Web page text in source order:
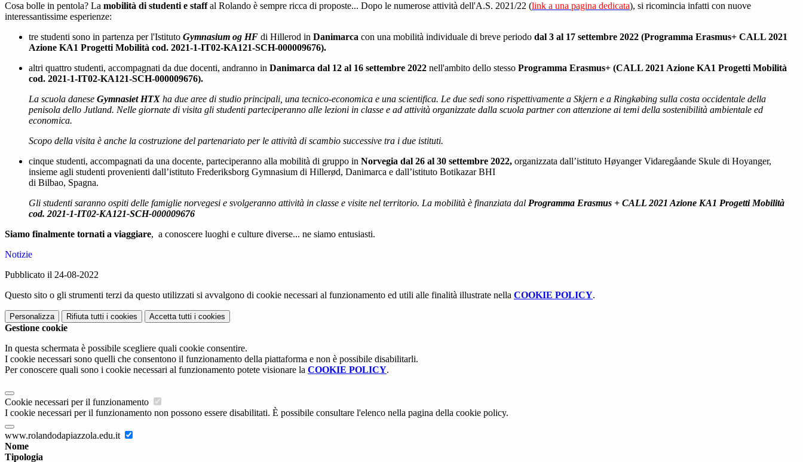
Cosa bolle in pentola? La mobilità di studenti e staffal Rolando è sempre ricca di proposte... Dopo le numerose attività dell'A.S. 2021/22 (link a una pagina dedicata), si ricomincia infatti con nuove
interessantissime esperienze:
tre studenti sono in partenza per l'Istituto Gymnasium og HF di Hillerod in Danimarca con una mobilità individuale di breve periodo dal 3 al 17 settembre 2022 (Programma Erasmus+ CALL 2021
Azione KA1 Progetti Mobilità cod. 2021-1-IT02-KA121-SCH-000009676).
altri quattro studenti, accompagnati da due docenti, andranno in Danimarca dal 12 al 16 settembre 2022 nell'ambito dello stesso Programma Erasmus+ (CALL 2021 Azione KA1 Progetti Mobilità
cod. 2021-1-IT02-KA121-SCH-000009676).
La scuola danese Gymnasiet HTX ha due aree di studio principali, una tecnico-economica e una scientifica. Le due sedi sono rispettivamente a Skjern e a Ringkøbing sulla costa occidentale della
penisola dello Jutland. Nelle giornate di visita gli studenti parteciperanno alle lezioni in classe e ad attività organizzate dalla scuola partner con attenzione ai temi della sostenibilità ambientale ed
economica.
Scopo della visita è anche la costruzione del partenariato per le attività di scambio successive tra i due istituti.
cinque studenti, accompagnati da una docente, parteciperanno alla mobilità di gruppo in Norvegia dal 26 al 30 settembre 2022, organizzata dall’istituto Høyanger Vidaregåande Skule di Hoyanger,
insieme agli studenti provenienti dall’istituto Frederiksborg Gymnasium di Hillerød, Danimarca e dall’istituto Botikazar BHI
di Bilbao, Spagna.
Gli studenti saranno ospiti delle famiglie norvegesi e svolgeranno attività in classe e visite nel territorio. La mobilità è finanziata dal Programma Erasmus + CALL 2021 Azione KA1 Progetti Mobilità
cod. 2021-1-IT02-KA121-SCH-000009676
Siamo finalmente tornati a viaggiare, a conoscere luoghi e culture diverse... ne siamo entusiasti.
Notizie
Pubblicato il 24-08-2022
Questo sito o gli strumenti terzi da questo utilizzati si avvalgono di cookie necessari al funzionamento ed utili alle finalità illustrate nella COOKIE POLICY.
Personalizza Rifiuta tutti i cookies Accetta tutti i cookies
Gestione cookie
In questa schermata è possibile scegliere quali cookie consentire.
I cookie necessari sono quelli che consentono il funzionamento della piattaforma e non è possibile disabilitarli.
Per conoscere quali sono i cookie necessari al funzionamento potete visionare la COOKIE POLICY.
Cookie necessari per il funzionamento
I cookie necessari per il funzionamento non possono essere disabilitati. È possibile consultare l'elenco nella pagina della cookie policy.
www.rolandodapiazzola.edu.it
Nome
Tipologia